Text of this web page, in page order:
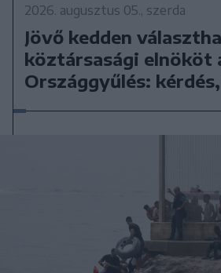
2026. augusztus 05., szerda
Jövő kedden
köztársasági elnököt
Országgyűlés: